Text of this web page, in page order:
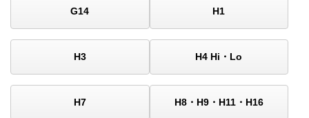
G14 H1
H3 H4 Hi・Lo
H7 H8・H9・H11・H16